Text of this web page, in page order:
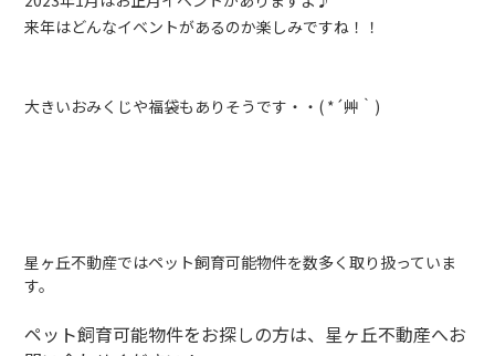
来年はどんなイベントがあるのか楽しみですね！！
大きいおみくじや福袋もありそうです・・( *´艸｀)
星ヶ丘不動産ではペット飼育可能物件を数多く取り扱っていま
す。
ペット飼育可能物件をお探しの方は、星ヶ丘不動産へお